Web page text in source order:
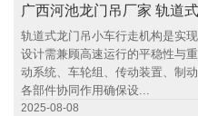
轨道式龙门吊小车行走机构是实
设计需兼顾高速运行的平稳性与
动系统、车轮组、传动装置、制
各部件协同作用确保设...
2025-08-08